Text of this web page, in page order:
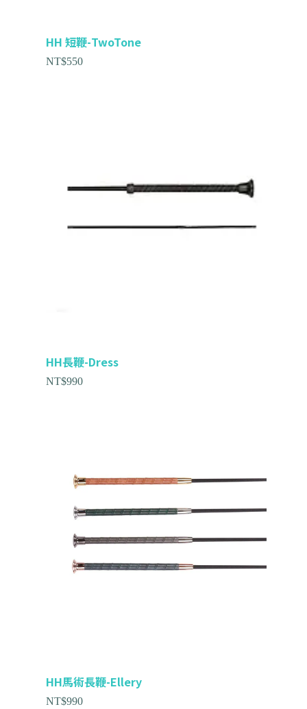
HH 短鞭-TwoTone
NT$550
HH長鞭-Dress
NT$990
HH馬術長鞭-Ellery
NT$990